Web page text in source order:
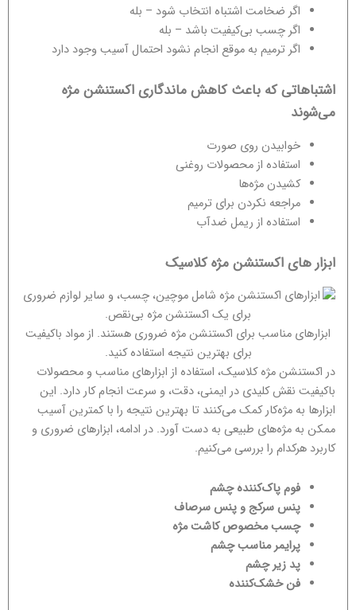
اگر ضخامت اشتباه انتخاب شود – بله
اگر چسب بی‌کیفیت باشد – بله
اگر ترمیم به موقع انجام نشود احتمال آسیب وجود دارد
اشتباهاتی که باعث کاهش ماندگاری اکستنشن مژه
می‌شوند
خوابیدن روی صورت
استفاده از محصولات روغنی
کشیدن مژه‌ها
مراجعه نکردن برای ترمیم
استفاده از ریمل ضدآب
ابزار های اکستنشن مژه کلاسیک
ابزارهای مناسب برای اکستنشن مژه ضروری هستند. از مواد باکیفیت
برای بهترین نتیجه استفاده کنید.
در اکستنشن مژه کلاسیک، استفاده از ابزارهای مناسب و محصولات
باکیفیت نقش کلیدی در ایمنی، دقت، و سرعت انجام کار دارد. این
ابزارها به مژه‌کار کمک می‌کنند تا بهترین نتیجه را با کمترین آسیب
ممکن به مژه‌های طبیعی به دست آورد. در ادامه، ابزارهای ضروری و
کاربرد هرکدام را بررسی می‌کنیم.
فوم پاک‌کنندۀ چشم
پنس سرکج و پنس سرصاف
چسب مخصوص کاشت مژه
پرایمر مناسب چشم
پد زیر چشم
فن خشک‌کننده